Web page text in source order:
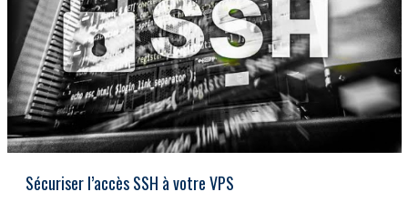
Sécuriser l’accès SSH à votre VPS